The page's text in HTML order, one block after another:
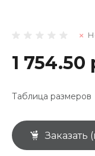
1 754.50
Таблица размеров
Заказать